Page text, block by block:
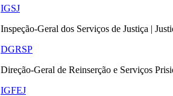
IGSJ
Inspeção-Geral dos Serviços de Justiça |
DGRSP
Direção-Geral de Reinserção e Serviços
IGFEJ